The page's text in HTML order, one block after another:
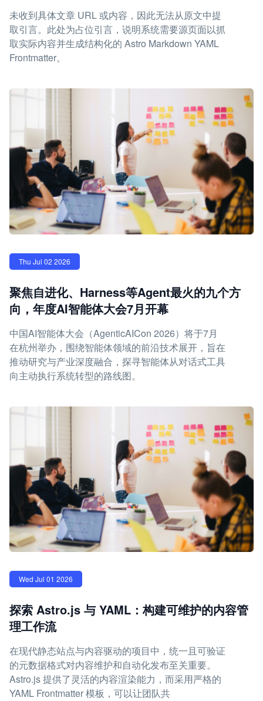
未收到具体文章 URL 或内容，因此无法从原文中提
取引言。此处为占位引言，说明系统需要源页面以抓
取实际内容并生成结构化的 Astro Markdown YAML
Frontmatter。
Thu Jul 02 2026
聚焦自进化、Harness等Agent最火的九个方
向，年度AI智能体大会7月开幕
中国AI智能体大会（AgenticAICon 2026）将于7月
在杭州举办，围绕智能体领域的前沿技术展开，旨在
推动研究与产业深度融合，探寻智能体从对话式工具
向主动执行系统转型的路线图。
Wed Jul 01 2026
探索 Astro.js 与 YAML：构建可维护的内容管
理工作流
在现代静态站点与内容驱动的项目中，统一且可验证
的元数据格式对内容维护和自动化发布至关重要。
Astro.js 提供了灵活的内容渲染能力，而采用严格的
YAML Frontmatter 模板，可以让团队共